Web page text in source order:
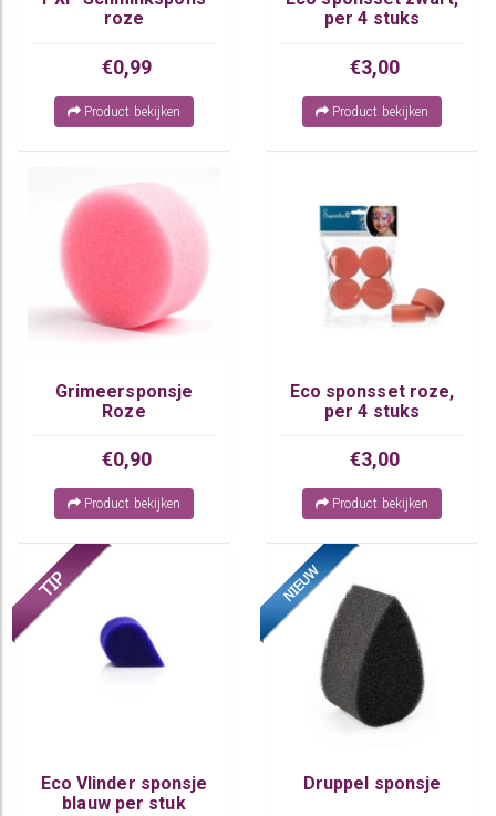
roze
€0,99
Product bekijken
per 4 stuks
€3,00
Product bekijken
Grimeersponsje
Roze
€0,90
Product bekijken
Eco sponsset roze,
per 4 stuks
€3,00
Product bekijken
Eco Vlinder sponsje
blauw per stuk
Druppel sponsje